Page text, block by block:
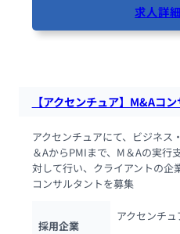
求人詳
【アクセンチュア】M&Aコ
アクセンチュアにて、ビジネス
＆AからPMIまで、M＆Aの実行
対して行い、クライアントの企
コンサルタントを募集
採用企業
アクセンチュ